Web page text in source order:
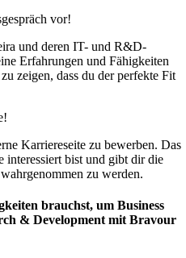
vor!
und deren IT- und R&D-
Erfahrungen und Fähigkeiten
zeigen, dass du der perfekte Fit
Karriereseite zu bewerben. Das
interessiert bist und gibt dir die
zu werden.
brauchst, um Business
& Development mit Bravour